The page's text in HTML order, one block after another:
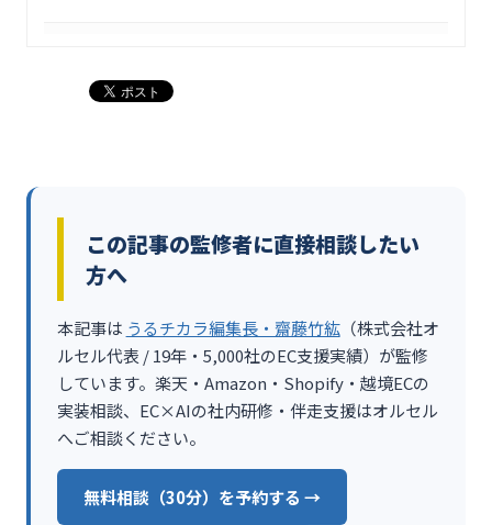
この記事の監修者に直接相談したい
方へ
本記事は うるチカラ編集長・齋藤竹紘（株式会社オ
ルセル代表 / 19年・5,000社のEC支援実績）が監修
しています。楽天・Amazon・Shopify・越境ECの
実装相談、EC×AIの社内研修・伴走支援はオルセル
へご相談ください。
無料相談（30分）を予約する →